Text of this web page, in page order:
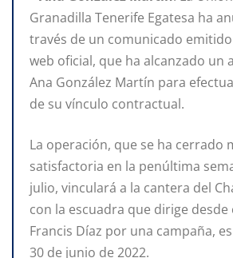
Granadilla Tenerife Egatesa ha
través de un comunicado
web oficial, que ha alcanzado un
Ana González Martín para
de su vínculo contractual.
La operación, que se ha cerrado
satisfactoria en la penúltima
julio, vinculará a la cantera del
con la escuadra que dirige
Francis Díaz por una campaña,
30 de junio de 2022.